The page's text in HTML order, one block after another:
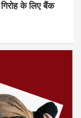
के लिए बैंक